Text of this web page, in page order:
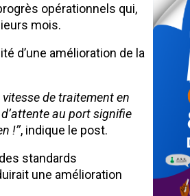
opérationnels qui,
mois.
d’une amélioration de la
de traitement en
au port signifie
!’’, indique le post.
standards
une amélioration